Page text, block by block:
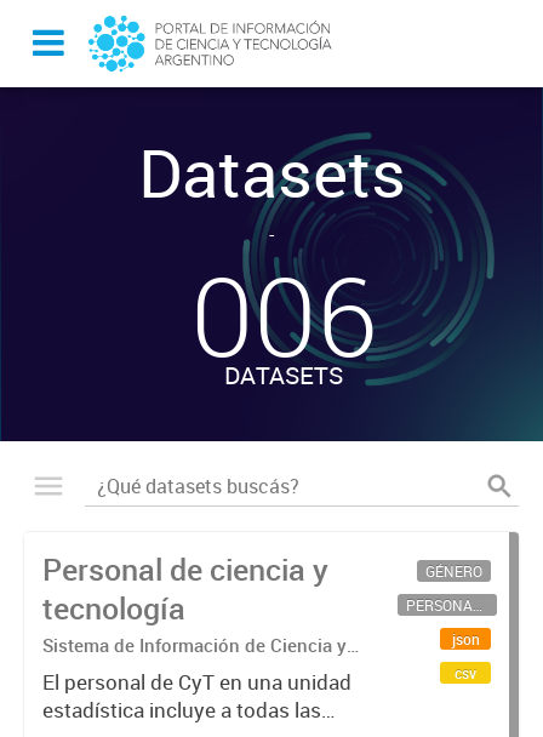
Datasets
-
006
DATASETS
Personal de ciencia y
tecnología
Sistema de Información de Ciencia y
Tecnología Argentino (SICYTAR)
El personal de CyT en una unidad
estadística incluye a todas las
GÉNERO
PERSONAL CIENTÍFICO-TECNOLÓGICO
json
csv